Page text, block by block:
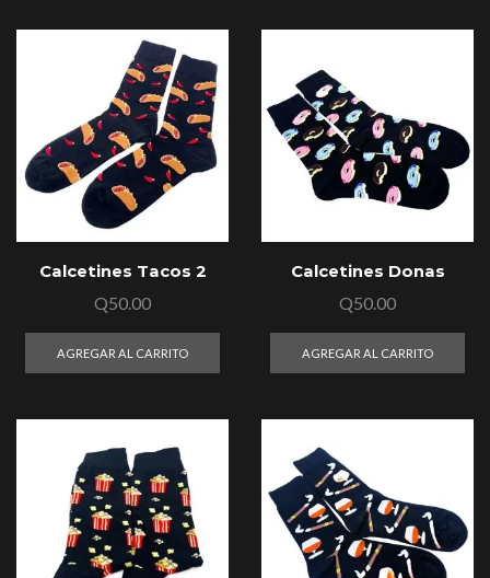
Calcetines Tacos 2
Q50.00
AGREGAR AL CARRITO
Calcetines Donas
Q50.00
AGREGAR AL CARRITO